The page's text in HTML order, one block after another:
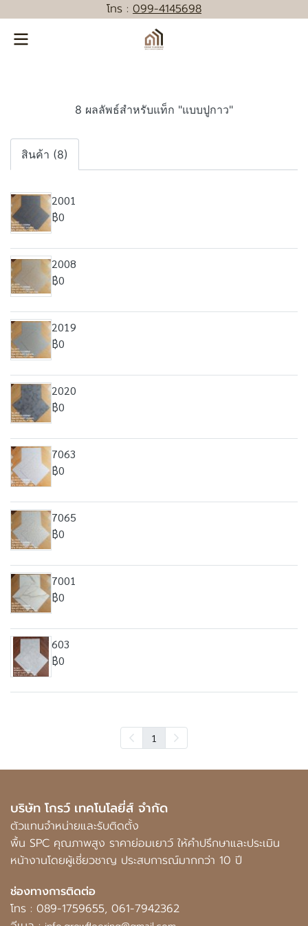
โทร : 099-4145698
8 ผลลัพธ์สำหรับแท็ก "แบบปูกาว"
สินค้า (8)
2001
฿0
2008
฿0
2019
฿0
2020
฿0
7063
฿0
7065
฿0
7001
฿0
603
฿0
1
บริษัท โกรว์ เทคโนโลยี่ส์ จำกัด
ตัวแทนจำหน่ายและรับติดตั้ง
พื้น SPC คุณภาพสูง ราคาย่อมเยาว์ ให้คำปรึกษาและประเมิน
หน้างานโดยผู้เชี่ยวชาญ ประสบการณ์มากกว่า 10 ปี
ช่องทางการติดต่อ
โทร : 089-1759655, 061-7942362